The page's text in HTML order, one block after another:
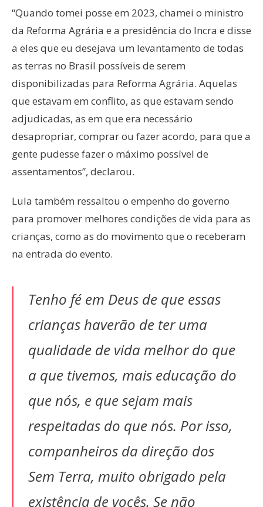
“Quando tomei posse em 2023, chamei o ministro
da Reforma Agrária e a presidência do Incra e disse
a eles que eu desejava um levantamento de todas
as terras no Brasil possíveis de serem
disponibilizadas para Reforma Agrária. Aquelas
que estavam em conflito, as que estavam sendo
adjudicadas, as em que era necessário
desapropriar, comprar ou fazer acordo, para que a
gente pudesse fazer o máximo possível de
assentamentos”, declarou.
Lula também ressaltou o empenho do governo
para promover melhores condições de vida para as
crianças, como as do movimento que o receberam
na entrada do evento.
Tenho fé em Deus de que essas
crianças haverão de ter uma
qualidade de vida melhor do que
a que tivemos, mais educação do
que nós, e que sejam mais
respeitadas do que nós. Por isso,
companheiros da direção dos
Sem Terra, muito obrigado pela
existência de vocês. Se não